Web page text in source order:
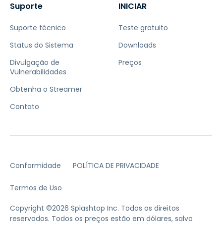
Suporte
Suporte técnico
Status do Sistema
Divulgação de
Vulnerabilidades
Obtenha o Streamer
Contato
INICIAR
Teste gratuito
Downloads
Preços
Conformidade POLÍTICA DE PRIVACIDADE
Termos de Uso
Copyright ©2026 Splashtop Inc. Todos os direitos
reservados. Todos os preços estão em dólares, salvo